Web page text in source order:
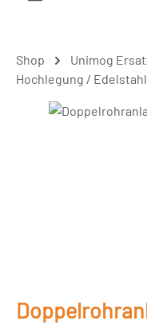
Shop
Unimog
Hochlegung /
Bildergalerie